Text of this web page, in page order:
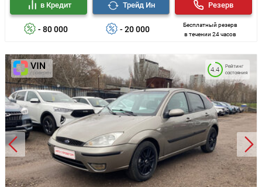
- 80 000
в Кредит
- 20 000
Трейд Ин
Бесплатный резерв
в течении 24 часов
Резерв
Рейтинг
состояния
4.4